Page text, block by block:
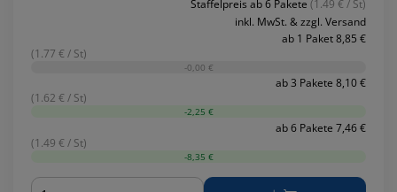
Staffelpreis ab 6 Pakete (1.49 € / St)
inkl. MwSt. & zzgl. Versand
ab 1 Paket 8,85 €
(1.77 € / St)
-0,00 €
ab 3 Pakete 8,10 €
(1.62 € / St)
-2,25 €
ab 6 Pakete 7,46 €
(1.49 € / St)
-8,35 €
Menge